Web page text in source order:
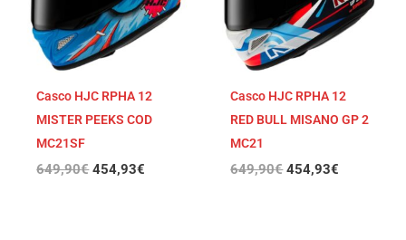
Casco HJC RPHA 12
MISTER PEEKS COD
MC21SF
649,90€ 454,93€
Casco HJC RPHA 12
RED BULL MISANO GP 2
MC21
649,90€ 454,93€